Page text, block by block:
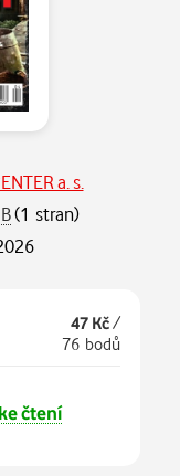
a. s.
(1 stran)
47 Kč/
76 bodů
ke čtení